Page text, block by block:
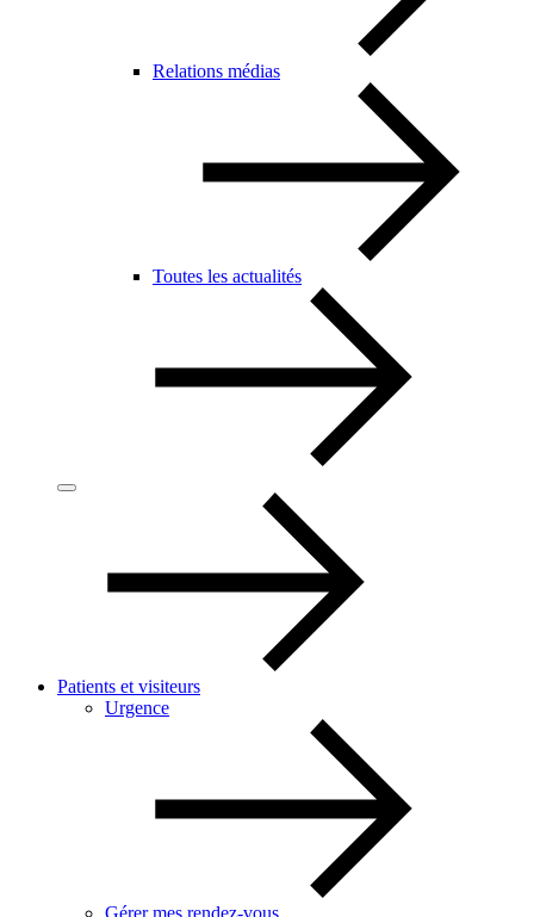
Relations médias
Toutes les actualités
Patients et visiteurs
Urgence
Gérer mes rendez-vous